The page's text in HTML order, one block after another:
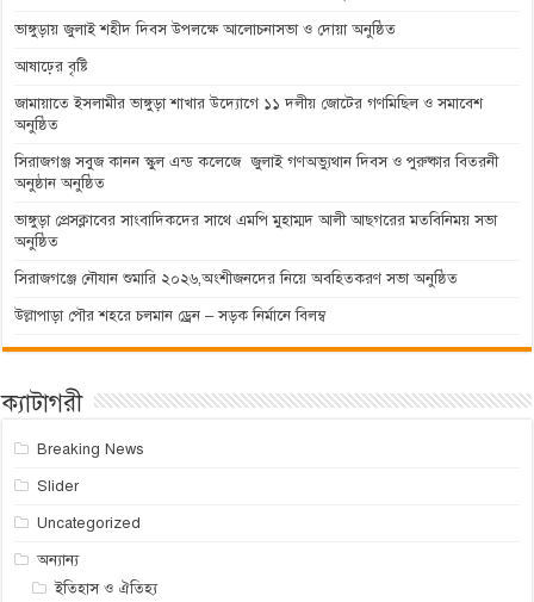
ভাঙ্গুড়ায় জুলাই শহীদ দিবস উপলক্ষে আলোচনাসভা ও দোয়া অনুষ্ঠিত
আষাঢ়ের বৃষ্টি
জামায়াতে ইসলামীর ভাঙ্গুড়া শাখার উদ্যোগে ১১ দলীয় জোটের গণমিছিল ও সমাবেশ
অনুষ্ঠিত
সিরাজগঞ্জ সবুজ কানন স্কুল এন্ড কলেজে জুলাই গণঅভ্যুথান দিবস ও পুরুষ্কার বিতরনী
অনুষ্ঠান অনুষ্ঠিত
ভাঙ্গুড়া প্রেসক্লাবের সাংবাদিকদের সাথে এমপি মুহাম্মদ আলী আছগরের মতবিনিময় সভা
অনুষ্ঠিত
সিরাজগঞ্জে নৌযান শুমারি ২০২৬,অংশীজনদের নিয়ে অবহিতকরণ সভা অনুষ্ঠিত
উল্লাপাড়া পৌর শহরে চলমান ড্রেন – সড়ক নির্মানে বিলম্ব
ক্যাটাগরী
Breaking News
Slider
Uncategorized
অন্যান্য
ইতিহাস ও ঐতিহ্য